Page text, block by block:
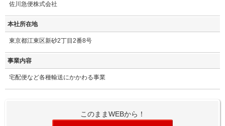
佐川急便株式会社
本社所在地
東京都江東区新砂2丁目2番8号
事業内容
宅配便など各種輸送にかかわる事業
このままWEBから！